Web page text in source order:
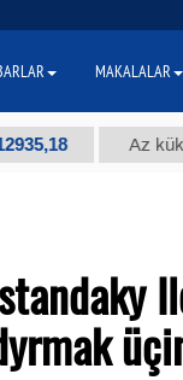
Az kükürtli
MAKALALAR